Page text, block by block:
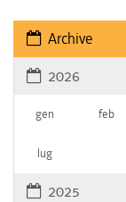
Archive
2026
gen feb
lug
2025